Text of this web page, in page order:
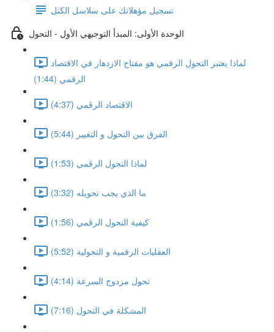
تسجيل مؤهلاتك على سلاسل الكتل
الوحدة الأولى: المبدأ التوجيهي الأول - التحول
لماذا يعتبر التحول الرقمي هو مفتاح الازدهار في الاقتصاد
الرقمي (1:44)
الاقتصاد الرقمي (4:37)
الفرق بين التحول و التغيير (5:44)
لماذا التحول الرقمي (1:53)
ما الذي يجب تحويله (3:32)
كيفية التحول الرقمي (1:56)
العقليات الرقمية و التحولية (5:52)
تحول مزدوج السرعة (4:14)
المشكلة في التحول (7:16)